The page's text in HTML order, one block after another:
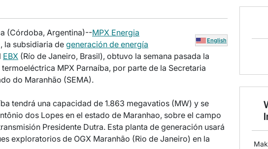
English
(Córdoba, Argentina)--MPX Energia
la subsidiaria de generación de energía
EBX (Río de Janeiro, Brasil), obtuvo la semana pasada la
MPX Parnaíba, por parte de la Secretaria
do Maranhão (SEMA).
tendrá una capacidad de 1.863 megavatios (MW) y se
dos Lopes en el estado de Maranhao, sobre el campo
Presidente Dutra. Esta planta de generación usará
exploratorios de OGX Maranhão (Rio de Janeiro) en la